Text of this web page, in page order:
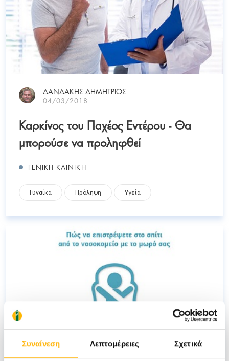
Συναίνεση Λεπτομέρειες Σχετικά
ΔΑΝΔΑΚΗΣ ΔΗΜΗΤΡΙΟΣ
04/03/2018
Καρκίνος του Παχέος Εντέρου - Θα
μπορούσε να προληφθεί
ΓΕΝΙΚΗ ΚΛΙΝΙΚΗ
Γυναίκα Πρόληψη Υγεία